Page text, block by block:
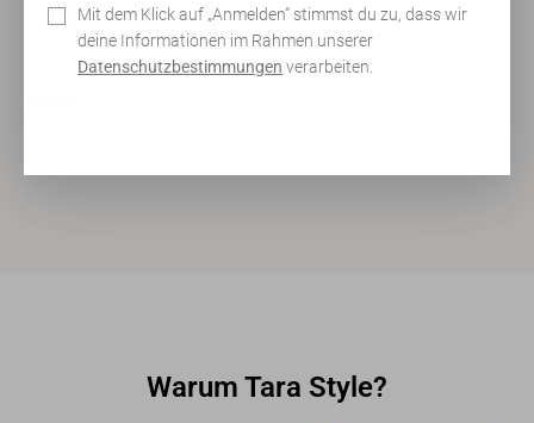
Mit dem Klick auf „Anmelden“ stimmst du zu, dass wir
deine Informationen im Rahmen unserer
Datenschutzbestimmungen verarbeiten.
Very friendly and warm advice - nice and varied offer -
great service
Warum Tara Style?